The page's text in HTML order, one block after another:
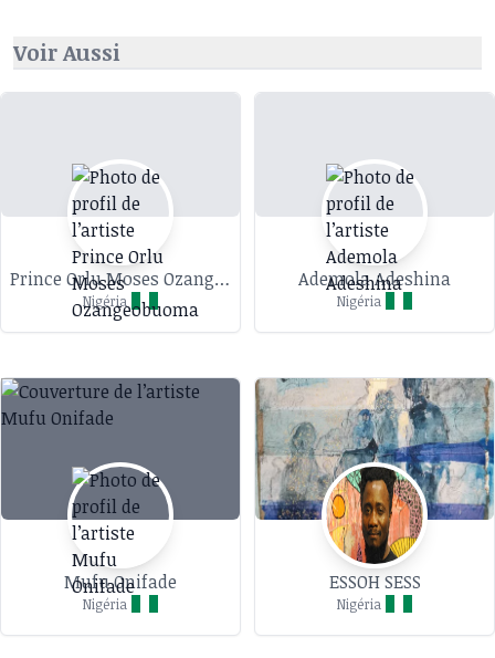
Voir Aussi
Prince Orlu Moses Ozangeobuoma
Nigéria
Ademola Adeshina
Nigéria
Mufu Onifade
Nigéria
ESSOH SESS
Nigéria